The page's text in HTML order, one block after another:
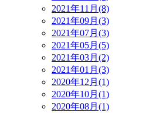
2021年11月(8)
2021年09月(3)
2021年07月(3)
2021年05月(5)
2021年03月(2)
2021年01月(3)
2020年12月(1)
2020年10月(1)
2020年08月(1)